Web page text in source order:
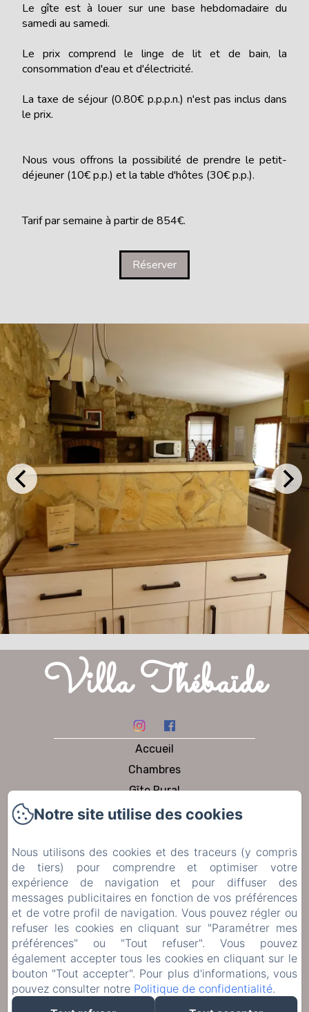
Le gîte est à louer sur une base hebdomadaire du
samedi au samedi.
Le prix comprend le linge de lit et de bain, la
consommation d'eau et d'électricité.
La taxe de séjour (0.80€ p.p.p.n.) n'est pas inclus dans
le prix.
Nous vous offrons la possibilité de prendre le petit-
déjeuner (10€ p.p.) et la table d'hôtes (30€ p.p.).
Tarif par semaine à partir de 854€.
Réserver
Villa Thébaïde
Accueil
Chambres
Gîte Rural
A Table
A visiter
Contact
Politique de confidentialité
Informations légales
Informations sur les cookies
Conditions Générales de Vente
Notre site utilise des cookies
Nous utilisons des cookies et des traceurs (y compris
de tiers) pour comprendre et optimiser votre
expérience de navigation et pour diffuser des
messages publicitaires en fonction de vos préférences
et de votre profil de navigation. Vous pouvez régler ou
refuser les cookies en cliquant sur "Paramétrer mes
préférences" ou "Tout refuser". Vous pouvez
également accepter tous les cookies en cliquant sur le
bouton "Tout accepter". Pour plus d'informations, vous
pouvez consulter notre Politique de confidentialité.